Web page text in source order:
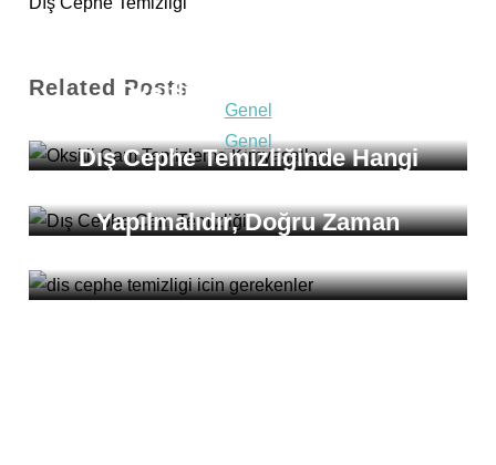
Related PostsOksitli Cam Temizleme
Kimyasalları Nelerdir?
Genel
Dış Cephe Temizliğinde Hangi
Genel
Yapılmalıdır, Doğru Zaman